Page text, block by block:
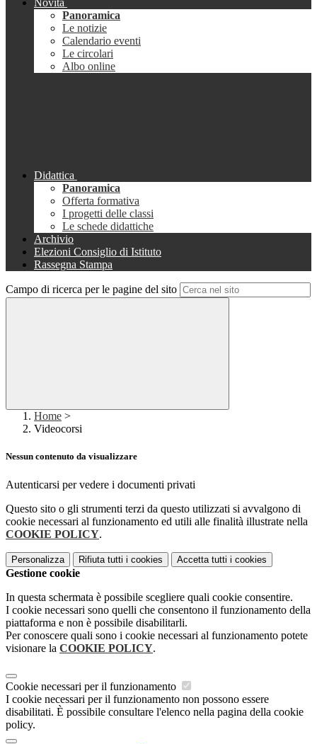
Novità
Panoramica
Le notizie
Calendario eventi
Le circolari
Albo online
Didattica
Panoramica
Offerta formativa
I progetti delle classi
Le schede didattiche
Archivio
Elezioni Consiglio di Istituto
Rassegna Stampa
Campo di ricerca per le pagine del sito
Home >
Videocorsi
Nessun contenuto da visualizzare
Autenticarsi per vedere i documenti privati
Questo sito o gli strumenti terzi da questo utilizzati si avvalgono di
cookie necessari al funzionamento ed utili alle finalità illustrate nella
COOKIE POLICY.
Personalizza Rifiuta tutti i cookies Accetta tutti i cookies
Gestione cookie
In questa schermata è possibile scegliere quali cookie consentire.
I cookie necessari sono quelli che consentono il funzionamento della
piattaforma e non è possibile disabilitarli.
Per conoscere quali sono i cookie necessari al funzionamento potete
visionare la COOKIE POLICY.
Cookie necessari per il funzionamento
I cookie necessari per il funzionamento non possono essere
disabilitati. È possibile consultare l'elenco nella pagina della cookie
policy.